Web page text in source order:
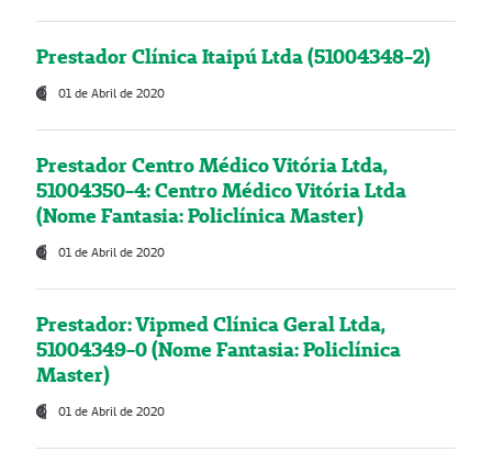
Prestador Clínica Itaipú Ltda (51004348-2)
01 de Abril de 2020
Prestador Centro Médico Vitória Ltda,
51004350-4: Centro Médico Vitória Ltda
(Nome Fantasia: Policlínica Master)
01 de Abril de 2020
Prestador: Vipmed Clínica Geral Ltda,
51004349-0 (Nome Fantasia: Policlínica
Master)
01 de Abril de 2020